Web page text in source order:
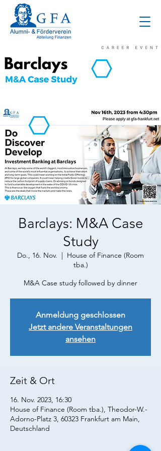
Barclays: M&A Case
Study
Do., 16. Nov.
  |
House of Finance (Room
tba.)
M&A Case study followed by dinner
Anmeldung geschlossen
Jetzt andere Veranstaltungen
ansehen
Zeit & Ort
16. Nov. 2023, 16:30
House of Finance (Room tba.), Theodor-W.-
Adorno-Platz 3, 60323 Frankfurt am Main,
Deutschland